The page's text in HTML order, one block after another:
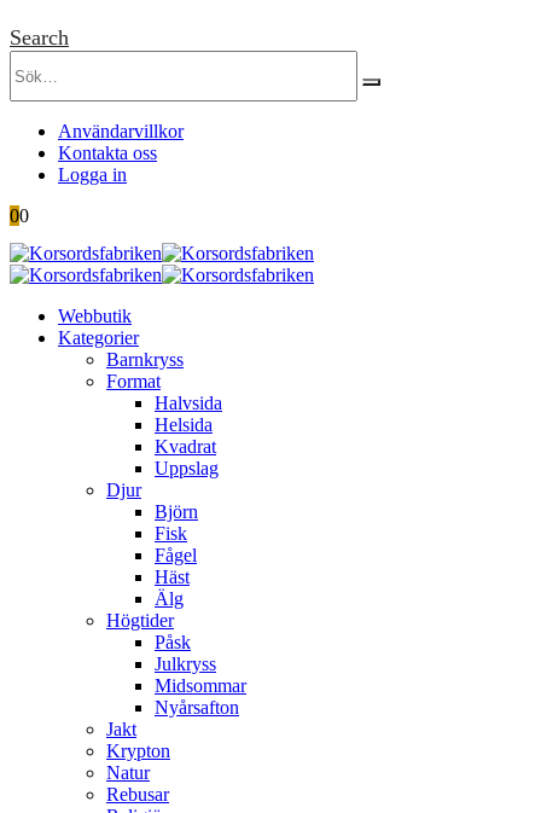
Search
Användarvillkor
Kontakta oss
Logga in
00
Webbutik
Kategorier
Barnkryss
Format
Halvsida
Helsida
Kvadrat
Uppslag
Djur
Björn
Fisk
Fågel
Häst
Älg
Högtider
Påsk
Julkryss
Midsommar
Nyårsafton
Jakt
Krypton
Natur
Rebusar